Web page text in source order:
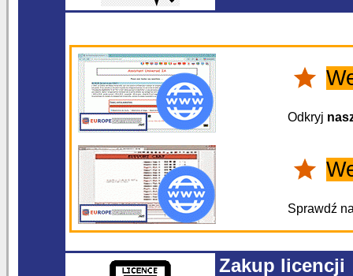
Odkryj
Sprawdź
Zakup licencji